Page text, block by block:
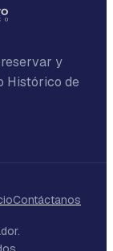
y
Histórico de
Contáctanos